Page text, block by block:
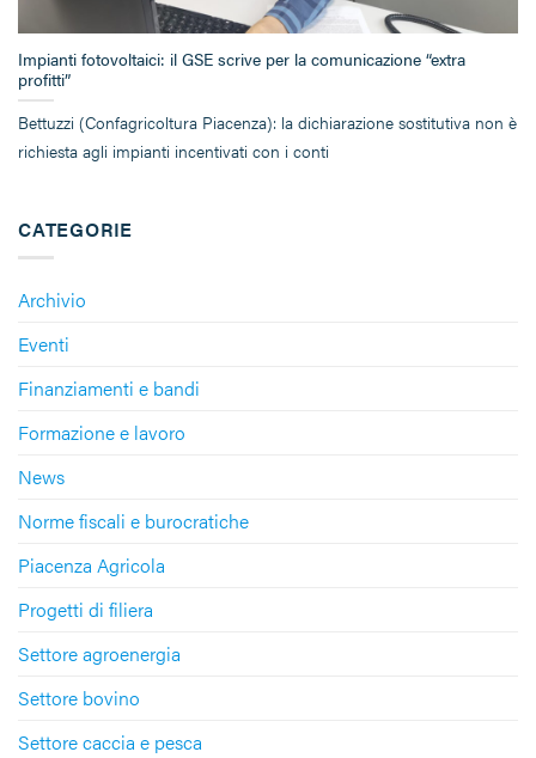
CATEGORIE
Archivio
Eventi
Finanziamenti e bandi
Formazione e lavoro
News
Norme fiscali e burocratiche
Piacenza Agricola
Progetti di filiera
Settore agroenergia
Settore bovino
Settore caccia e pesca
Impianti fotovoltaici: il GSE scrive per la comunicazione “extra
profitti”
Bettuzzi (Confagricoltura Piacenza): la dichiarazione sostitutiva non è
richiesta agli impianti incentivati con i conti